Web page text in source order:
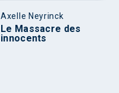
Axelle Neyrinck
Le Massacre des
innocents